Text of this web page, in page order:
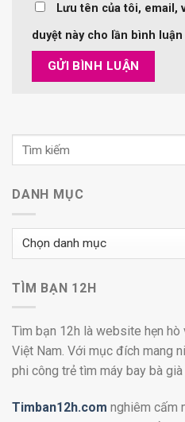
Lưu tên của tôi, email,
duyệt này cho lần bình
DANH MỤC
Danh
TÌM BẠN 12H
Tìm bạn 12h là website hẹn
Việt Nam. Với mục đích mang
phi công trẻ tìm máy bay bà già
Timban12h.com nghiêm cấm